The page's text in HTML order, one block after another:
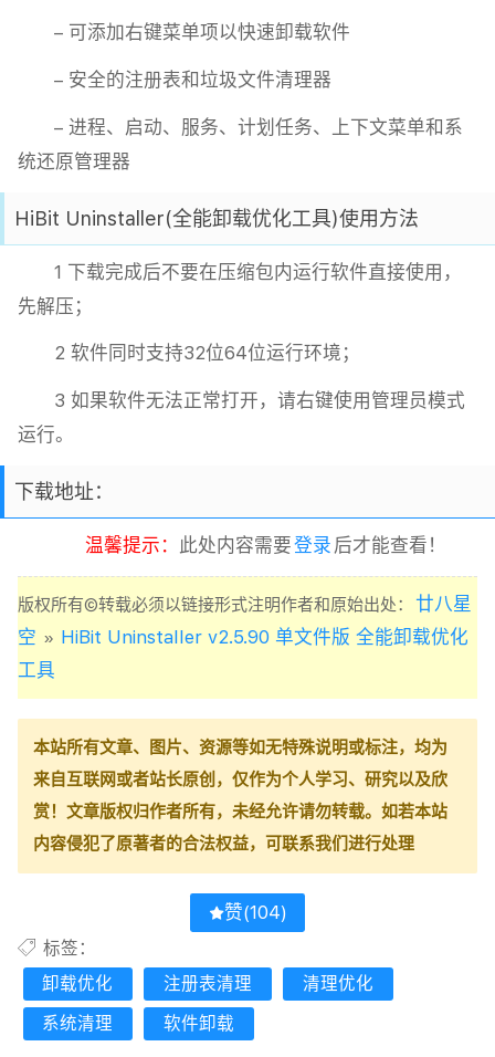
– 可添加右键菜单项以快速卸载软件
– 安全的注册表和垃圾文件清理器
– 进程、启动、服务、计划任务、上下文菜单和系
统还原管理器
HiBit Uninstaller(全能卸载优化工具)使用方法
1 下载完成后不要在压缩包内运行软件直接使用，
先解压；
2 软件同时支持32位64位运行环境；
3 如果软件无法正常打开，请右键使用管理员模式
运行。
下载地址：
温馨提示： 此处内容需要登录 后才能查看！
版权所有©转载必须以链接形式注明作者和原始出处：
廿八星
空 » HiBit Uninstaller v2.5.90 单文件版 全能卸载优化
工具
本站所有文章、图片、资源等如无特殊说明或标注，均为
来自互联网或者站长原创，仅作为个人学习、研究以及欣
赏！文章版权归作者所有，未经允许请勿转载。如若本站
内容侵犯了原著者的合法权益，可联系我们进行处理
赞(104)
标签：
卸载优化
注册表清理
清理优化
系统清理
软件卸载